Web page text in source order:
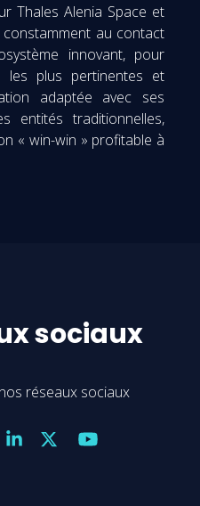
Thales Alenia Space et
constamment au contact
innovant, pour
les plus pertinentes et
adaptée avec ses
entités traditionnelles,
« win-win » profitable à
sociaux
réseaux sociaux